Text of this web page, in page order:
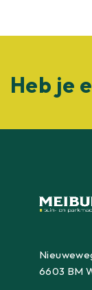
Heb je
6603 BM